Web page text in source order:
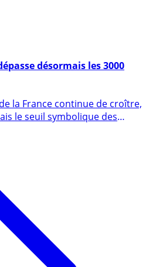
désormais les 3000
la France continue de croître,
le seuil symbolique des